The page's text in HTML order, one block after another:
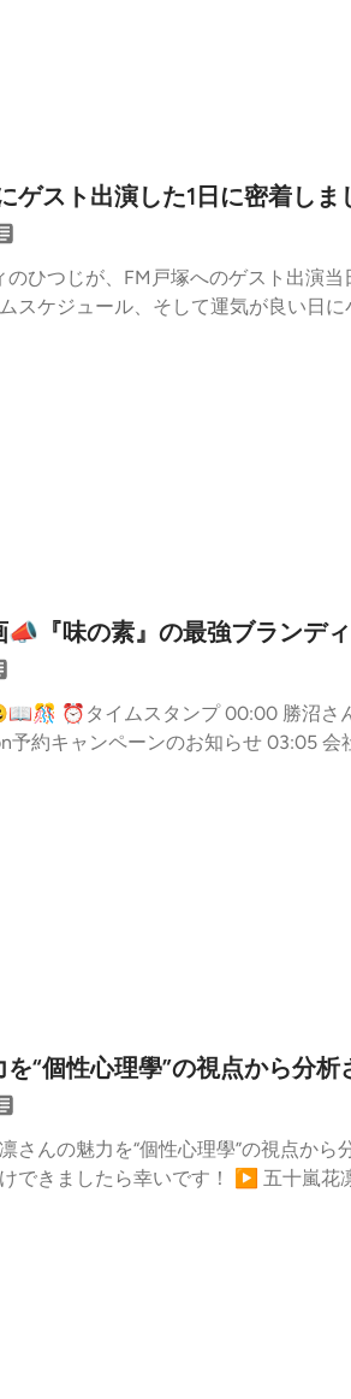
ゲスト出演した1日に密着し
のひつじが、FM戸塚へのゲスト出演
スケジュール、そして運気が良い日
過ごし、生放送の感想や今後の予定について触れて
放送③ 【リハーサル】FM戸塚の生放送にゲスト出演します🥰
6a5330aba5b6c54371d8c23b 🐶80匹以上！愛犬の個性分析
#動物占い #個性心理学 #個性心
ひつじ2608 #犬好きさんと繋がりた
📣『味の素』の最強ブランデ
01:00 花凛さんとの
予約キャンペーンのお知らせ 03:05
のばりぃさん作・勝沼さん応援ソン
部長・勝沼さんをお迎えして 「味の素に学ぶ！2番手でも勝てる
素」の最強 ブランディング ファンの心をつかん
ンペーンを 開催されます㊗️ 今回の
せる自分ブランドの磨き方 などについて、出版の裏話も交
できます。 https://stand.fm/
を“個性心理學”の視点から分
さんの魅力を“個性心理學”の視点か
さんのチャンネル https://stand.fm/channels/601a5d0f85b14
面（ペガサス）と意思（ゾウ）、そ
サスのボディ・ゾウのハンドル・ワ
説①：現実と愛情深さ（こじかのコ
家） 10:00 解説②：冒険（ワイルド